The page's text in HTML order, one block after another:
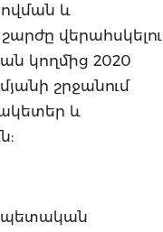
և
վերահսկելու
կողմից 2020
շրջանում
և